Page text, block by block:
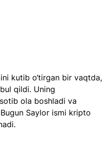
kutib o‘tirgan bir vaqtda,
qildi. Uning
ola boshladi va
Saylor ismi kripto